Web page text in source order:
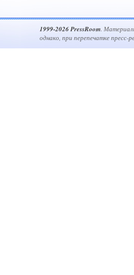
1999-2026 PressRoom.
однако, при перепечатке пресс-